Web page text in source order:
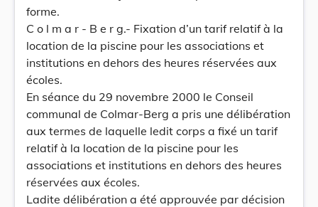
forme.
C o l m a r - B e r g.- Fixation d’un tarif relatif à la
location de la piscine pour les associations et
institutions en dehors des heures réservées aux
écoles.
En séance du 29 novembre 2000 le Conseil
communal de Colmar-Berg a pris une délibération
aux termes de laquelle ledit corps a fixé un tarif
relatif à la location de la piscine pour les
associations et institutions en dehors des heures
réservées aux écoles.
Ladite délibération a été approuvée par décision